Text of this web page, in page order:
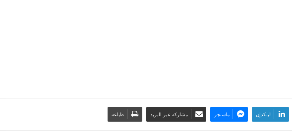
لينكدإن ماسنجر مشاركة عبر البريد طباعة